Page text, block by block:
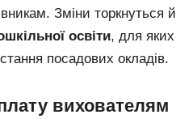
Зміни торкнуться й
освіти, для яких
посадових окладів.
вихователям